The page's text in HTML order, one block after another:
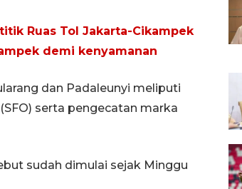
Ruas Tol Jakarta-Cikampek
demi kenyamanan
dan Padaleunyi meliputi
serta pengecatan marka
sudah dimulai sejak Minggu